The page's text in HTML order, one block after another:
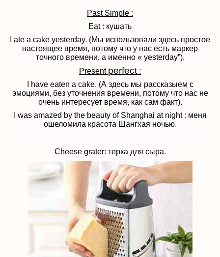
Past Simple :
Eat : кушать
I ate a cake yesterday. (Мы использовали здесь простое
настоящее время, потому что у нас есть маркер
точного времени, а именно « yesterday”).
Present perfect :
I have eaten a cake. (А здесь мы рассказыем с
эмоциями, без уточнения времени, потому что нас не
очень интересует время, как сам факт).
I was amazed by the beauty of Shanghai at night : меня
ошеломила красота Шангхая ночью.
Cheese grater: терка для сыра.